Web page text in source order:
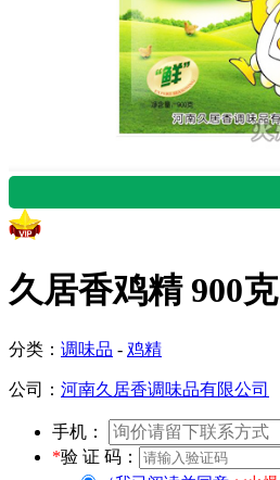
留言咨询产品
留言咨询产品
久居香鸡精 900克
分类： 调味品 - 鸡精
公司： 河南久居香调味品有限公司
手机：
*验 证 码：